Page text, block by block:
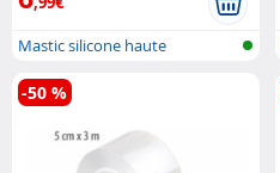
Mastic silicone haute
température
-50 %